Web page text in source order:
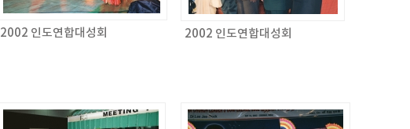
2002 인도연합대성회 2002 인도연합대성회